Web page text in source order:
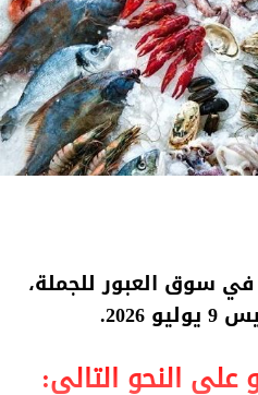
سوق العبور للجملة،
على النحو التالي: